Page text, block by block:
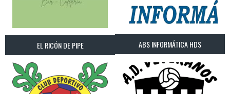
EL RICÓN DE PIPE ABS INFORMÁTICA HDS